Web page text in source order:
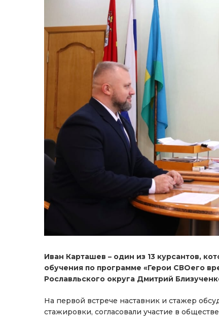
Иван Карташев – один из 13 курсантов,
обучения по программе «Герои СВОего
Рославльского округа Дмитрий
На первой встрече наставник и стажер
стажировки, согласовали участие в